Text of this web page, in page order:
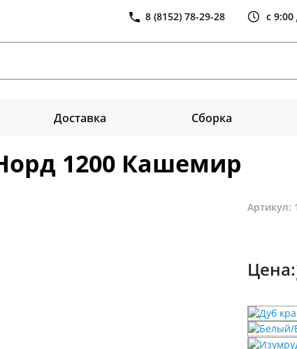
8 (8152) 78-29-28 с
Доставка Сборка
1200 Кашемир
Артикул:
Цена: